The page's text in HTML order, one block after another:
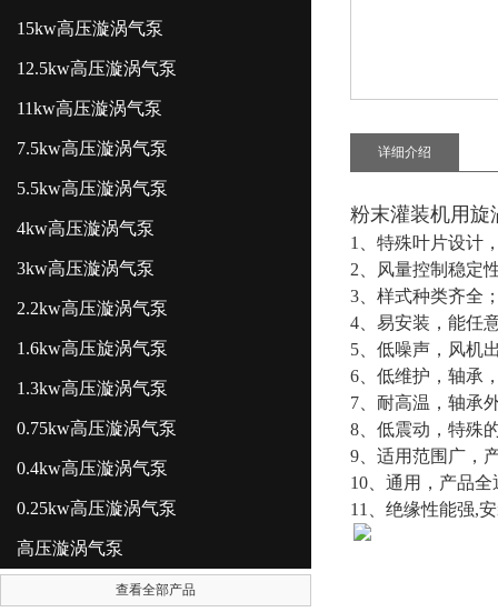
15kw高压漩涡气泵
12.5kw高压漩涡气泵
11kw高压漩涡气泵
7.5kw高压漩涡气泵
5.5kw高压漩涡气泵
4kw高压漩涡气泵
3kw高压漩涡气泵
2.2kw高压漩涡气泵
1.6kw高压旋涡气泵
1.3kw高压漩涡气泵
0.75kw高压漩涡气泵
0.4kw高压漩涡气泵
0.25kw高压漩涡气泵
高压漩涡气泵
查看全部产品
详细介绍
粉末灌装机用旋
1、特殊叶片设计
2、风量控制稳定
3、样式种类齐全
4、易安装，能任
5、低噪声，风机
6、低维护，轴承
7、耐高温，轴承
8、低震动，特殊
9、适用范围广，
10、通用，产品
11、绝缘性能强,